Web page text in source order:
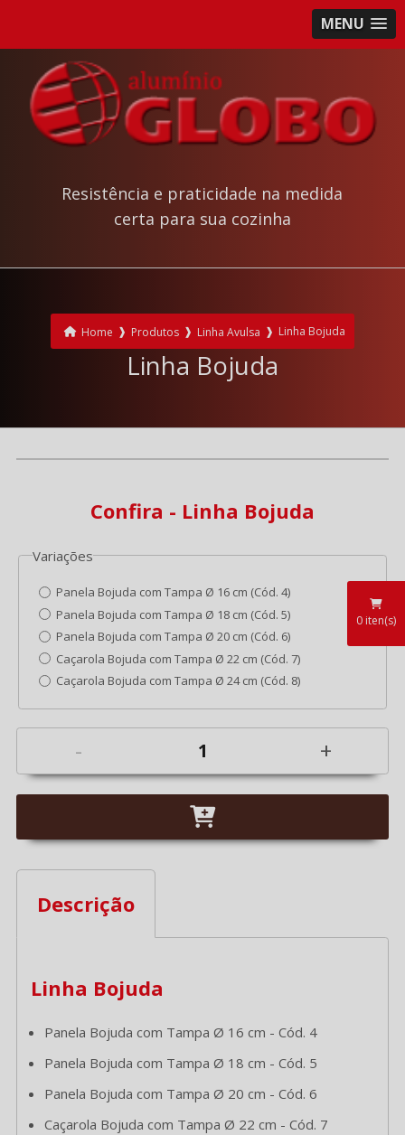
MENU
Resistência e praticidade na medida
certa para sua cozinha
0 iten(s)
Home ❱ Produtos ❱ Linha Avulsa ❱ Linha Bojuda
Linha Bojuda
Confira - Linha Bojuda
Variações
Panela Bojuda com Tampa Ø 16 cm (Cód. 4)
Panela Bojuda com Tampa Ø 18 cm (Cód. 5)
Panela Bojuda com Tampa Ø 20 cm (Cód. 6)
Caçarola Bojuda com Tampa Ø 22 cm (Cód. 7)
Caçarola Bojuda com Tampa Ø 24 cm (Cód. 8)
- +
Descrição
Linha Bojuda
Panela Bojuda com Tampa Ø 16 cm - Cód. 4
Panela Bojuda com Tampa Ø 18 cm - Cód. 5
Panela Bojuda com Tampa Ø 20 cm - Cód. 6
Caçarola Bojuda com Tampa Ø 22 cm - Cód. 7